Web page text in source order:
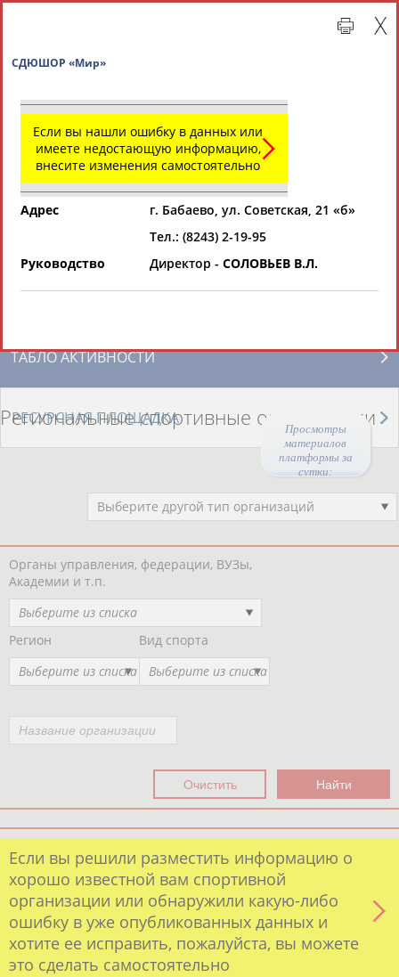
Просмотры
материалов
платформы за
сутки:
Региональные спортивные организации
СВОДНЫЕ ИНДЕКСЫ
ТАБЛО АКТИВНОСТИ
РЕСУРСНАЯ ПЛОЩАДКА
Региональные спортивные организации
Выберите другой тип организаций
Органы управления, федерации, ВУЗы,
Академии и т.п.
Выберите из списка
Регион
Выберите из списка
Вид спорта
Выберите из списка
Если вы решили разместить информацию о
хорошо известной вам спортивной
организации или обнаружили какую-либо
ошибку в уже опубликованных данных и
хотите ее исправить, пожалуйста, вы можете
это сделать самостоятельно
Если вы нашли ошибку в данных или
имеете недостающую информацию,
внесите изменения самостоятельно
Адрес
г. Бабаево, ул. Советская, 21 «б»
Тел.: (8243) 2-19-95
Руководство
Директор - СОЛОВЬЕВ В.Л.